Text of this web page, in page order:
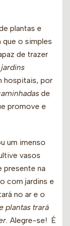
plantas e
que o simples
de trazer
jardins
hospitais, por
de
promove e
um imenso
vasos
presente na
com jardins e
no ar e o
plantas trará
Alegre-se! É